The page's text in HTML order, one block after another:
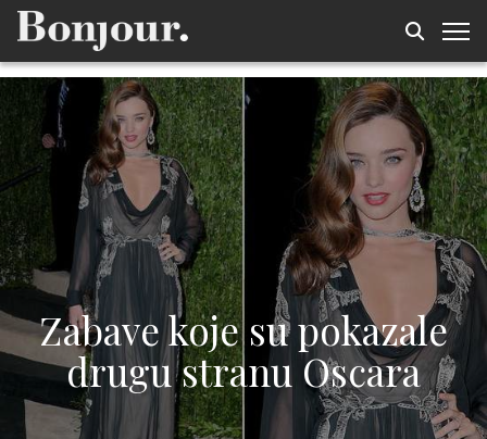
Zabave koje su pokazale
drugu stranu Oscara